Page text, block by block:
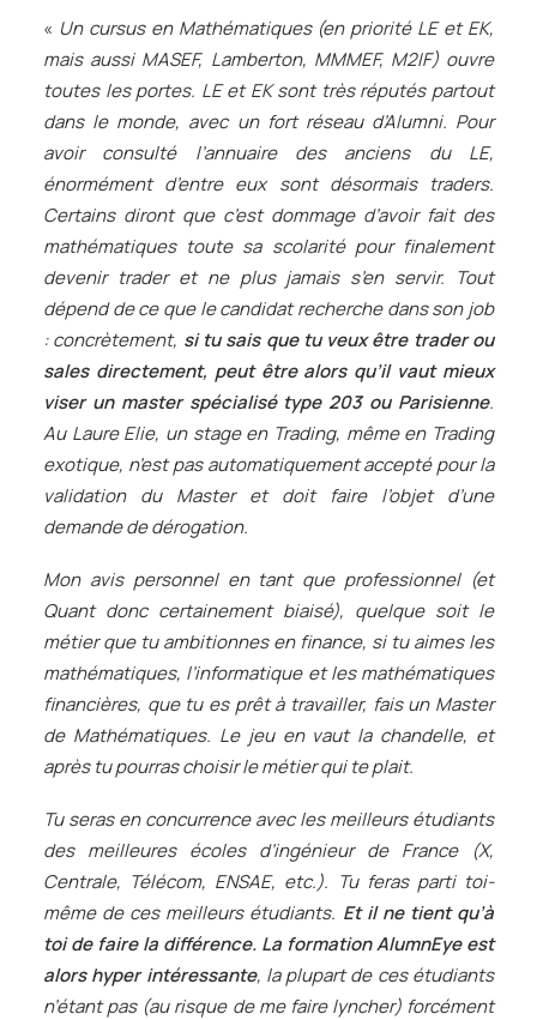
« Un cursus en Mathématiques (en priorité LE et EK,
mais aussi MASEF, Lamberton, MMMEF, M2IF) ouvre
toutes les portes. LE et EK sont très réputés partout
dans le monde, avec un fort réseau d’Alumni. Pour
avoir consulté l’annuaire des anciens du LE,
énormément d’entre eux sont désormais traders.
Certains diront que c’est dommage d’avoir fait des
mathématiques toute sa scolarité pour finalement
devenir trader et ne plus jamais s’en servir. Tout
dépend de ce que le candidat recherche dans son job
: concrètement, si tu sais que tu veux être trader ou
sales directement, peut être alors qu’il vaut mieux
viser un master spécialisé type 203 ou Parisienne.
Au Laure Elie, un stage en Trading, même en Trading
exotique, n’est pas automatiquement accepté pour la
validation du Master et doit faire l’objet d’une
demande de dérogation.
Mon avis personnel en tant que professionnel (et
Quant donc certainement biaisé), quelque soit le
métier que tu ambitionnes en finance, si tu aimes les
mathématiques, l’informatique et les mathématiques
financières, que tu es prêt à travailler, fais un Master
de Mathématiques. Le jeu en vaut la chandelle, et
après tu pourras choisir le métier qui te plait.
Tu seras en concurrence avec les meilleurs étudiants
des meilleures écoles d’ingénieur de France (X,
Centrale, Télécom, ENSAE, etc.). Tu feras parti toi-
même de ces meilleurs étudiants. Et il ne tient qu’à
toi de faire la différence. La formation AlumnEye est
alors hyper intéressante, la plupart de ces étudiants
n’étant pas (au risque de me faire lyncher) forcément